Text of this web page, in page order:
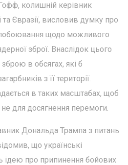
колишній керівник
Євразії, висловив думку про
щодо можливого
зброї. Внаслідок цього
в обсягах, які б
з її території.
в таких масштабах, щоб
не для досягнення перемоги.
Дональда Трампа з питань
що українські
ідею про припинення бойових